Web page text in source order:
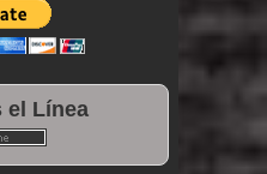
el Línea